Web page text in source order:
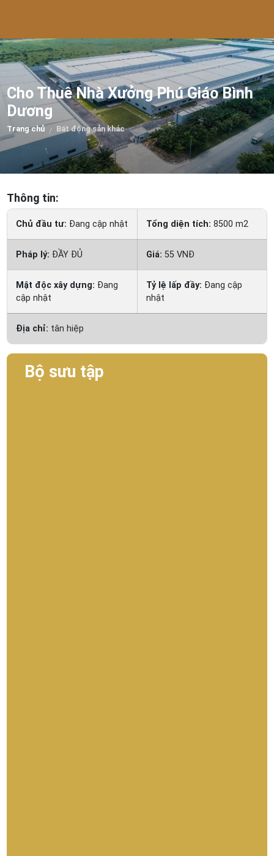
Cho Thuê Nhà Xưởng Phú Giáo Bình
Dương
Trang chủ / Bất động sản khác
Thông tin:
Chủ đầu tư: Đang cập nhật Tổng diện tích:8500 m2
Pháp lý: ĐẦY ĐỦ Giá:55 VNĐ
Mật độc xây dựng: Đang
cập nhật
Tỷ lệ lấp đầy: Đang cập
nhật
Địa chỉ: tân hiệp
Bộ sưu tập